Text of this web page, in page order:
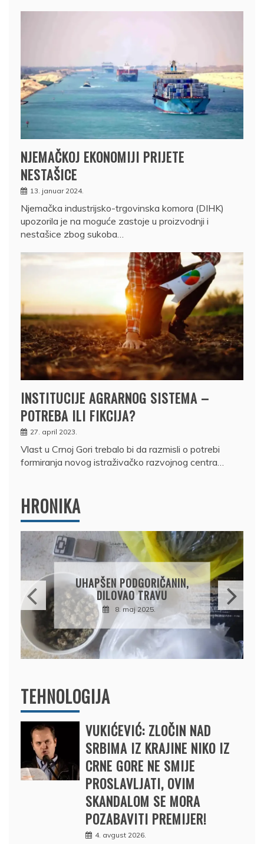
NJEMAČKOJ EKONOMIJI PRIJETE
NESTAŠICE
13. januar 2024.
Njemačka industrijsko-trgovinska komora (DIHK)
upozorila je na moguće zastoje u proizvodnji i
nestašice zbog sukoba…
INSTITUCIJE AGRARNOG SISTEMA –
POTREBA ILI FIKCIJA?
27. april 2023.
Vlast u Crnoj Gori trebalo bi da razmisli o potrebi
formiranja novog istraživačko razvojnog centra…
HRONIKA
TRAVU
2025.
DRŽAVLJANIN
OSUMNJIČEN DA
PRODAO TUĐI
DRŽAVU
BRODOM
12. februar 2025.
TEHNOLOGIJA
VUKIĆEVIĆ: ZLOČIN NAD
SRBIMA IZ KRAJINE NIKO IZ
CRNE GORE NE SMIJE
PROSLAVLJATI, OVIM
SKANDALOM SE MORA
POZABAVITI PREMIJER!
4. avgust 2026.